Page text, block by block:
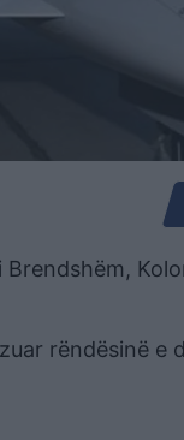
rëndësinë